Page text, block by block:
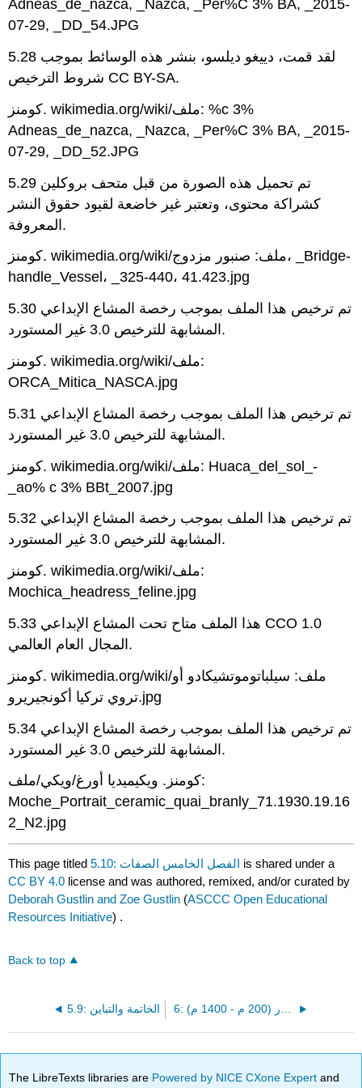
Adneas_de_nazca, _Nazca, _Per%C 3% BA, _2015-
07-29, _DD_54.JPG
5.28 لقد قمت، دييغو ديلسو، بنشر هذه الوسائط بموجب
شروط الترخيص CC BY-SA.
كومنز. wikimedia.org/wiki/ملف: %c 3%
Adneas_de_nazca, _Nazca, _Per%C 3% BA, _2015-
07-29, _DD_52.JPG
5.29 تم تحميل هذه الصورة من قبل متحف بروكلين
كشراكة محتوى، وتعتبر غير خاضعة لقيود حقوق النشر
المعروفة.
كومنز. wikimedia.org/wiki/ملف: صنبور مزدوج، _Bridge-
handle_Vessel، _325-440، 41.423.jpg
5.30 تم ترخيص هذا الملف بموجب رخصة المشاع الإبداعي
المشابهة للترخيص 3.0 غير المستورد.
كومنز. wikimedia.org/wiki/ملف:
ORCA_Mitica_NASCA.jpg
5.31 تم ترخيص هذا الملف بموجب رخصة المشاع الإبداعي
المشابهة للترخيص 3.0 غير المستورد.
كومنز. wikimedia.org/wiki/ملف: Huaca_del_sol_-
_ao% c 3% BBt_2007.jpg
5.32 تم ترخيص هذا الملف بموجب رخصة المشاع الإبداعي
المشابهة للترخيص 3.0 غير المستورد.
كومنز. wikimedia.org/wiki/ملف:
Mochica_headress_feline.jpg
5.33 هذا الملف متاح تحت المشاع الإبداعي CCO 1.0
المجال العام العالمي.
كومنز. wikimedia.org/wiki/ملف: سيلباتوموتشيكادو أو
تروي تركيا أكونجيريرو.jpg
5.34 تم ترخيص هذا الملف بموجب رخصة المشاع الإبداعي
المشابهة للترخيص 3.0 غير المستورد.
كومنز. ويكيميديا أورغ/ويكي/ملف:
Moche_Portrait_ceramic_quai_branly_71.1930.19.16
2_N2.jpg
This page titled 5.10: الفصل الخامس الصفات is shared under a
CC BY 4.0 license and was authored, remixed, and/or curated by
Deborah Gustlin and Zoe Gustlin (ASCCC Open Educational
Resources Initiative) .
Back to top
5.9: الخاتمة والتباين 6: فن الثقافات المتطور (200 م - 1400 م)
The LibreTexts libraries are Powered by NICE CXone Expertand